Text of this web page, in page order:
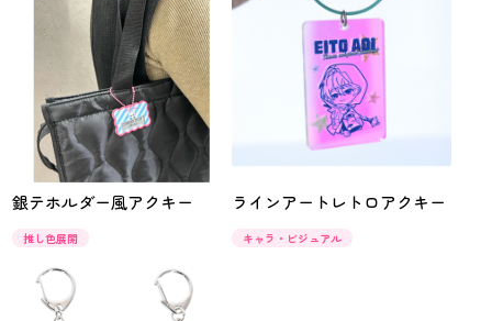
銀テホルダー風アクキー
推し色展開
ラインアートレトロアクキー
キャラ・ビジュアル